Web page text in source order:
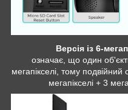
Версія із 6-
означає, що один
мегапікселі, тому подвійний
мегапікселі + 3